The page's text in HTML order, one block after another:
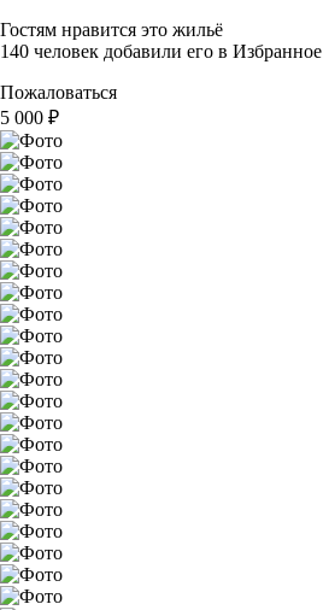
Гостям нравится это жильё
140 человек добавили его в Избранное
Пожаловаться
5 000 ₽